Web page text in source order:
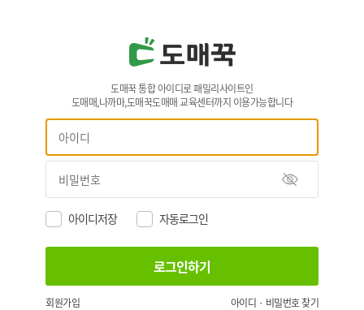
도매꾹 통합 아이디로 패밀리사이트인
도매매,나까마,도매꾹도매매 교육센터까지 이용가능합니다
아이디저장 자동로그인
회원가입 아이디 · 비밀번호 찾기